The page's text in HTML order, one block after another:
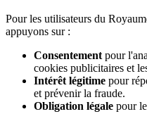
Pour les utilisateurs du
appuyons sur :
Consentement pour
cookies publicitaires et
Intérêt légitime pour
et prévenir la fraude.
Obligation légale pour